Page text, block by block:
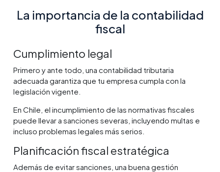
La importancia de la contabilidad
fiscal
Cumplimiento legal
Primero y ante todo, una contabilidad tributaria
adecuada garantiza que tu empresa cumpla con la
legislación vigente.
En Chile, el incumplimiento de las normativas fiscales
puede llevar a sanciones severas, incluyendo multas e
incluso problemas legales más serios.
Planificación fiscal estratégica
Además de evitar sanciones, una buena gestión